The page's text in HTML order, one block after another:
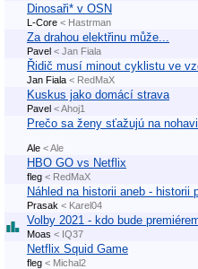
Dinosaři* v OSN
L-Core < Hastrman
Za drahou elektřinu může...
Pavel < Jan Fiala
Řidič musí minout cyklistu ve
Jan Fiala < RedMaX
Kuskus jako domácí strava
Pavel < Ahoj1
Prečo sa ženy sťažujú na
Ale < Ale
HBO GO vs Netflix
fleg < RedMaX
Náhled na historii aneb - historii
Prasak < Karel04
Volby 2021 - kdo bude
Moas < IQ37
Netflix Squid Game
fleg < Michal2